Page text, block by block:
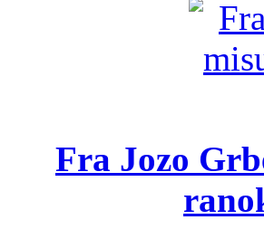
Fra Jozo